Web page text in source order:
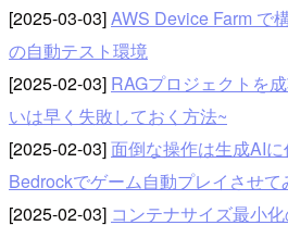
[2025-03-03]AWS Device Farm で
の自動テスト環境
[2025-02-03] RAGプロジェクトを
いは早く失敗しておく方法~
[2025-02-03]面倒な操作は生成AI
Bedrockでゲーム自動プレイさせて
[2025-02-03] コンテナサイズ最小